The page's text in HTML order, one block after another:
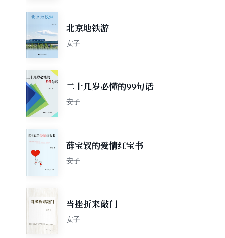
北京地铁游
安子
二十几岁必懂的99句话
安子
薛宝钗的爱情红宝书
安子
当挫折来敲门
安子